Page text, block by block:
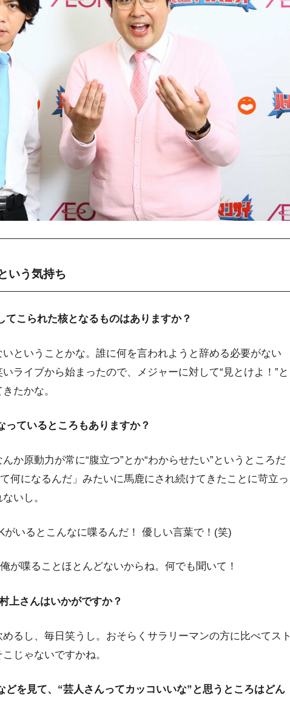
いう気持ち
てこられた核となるものはありますか？
ということかな。誰に何を言われようと辞める必要がない
ライブから始まったので、メジャーに対して“見とけよ！”と
たかな。
っているところもありますか？
か原動力が常に“腹立つ”とか“わからせたい”というところだ
何になるんだ」みたいに馬鹿にされ続けてきたことに苛立っ
いし。
いるとこんなに喋るんだ！ 優しい言葉で！(笑)
が喋ることほとんどないからね。何でも聞いて！
上さんはいかがですか？
るし、毎日笑うし。おそらくサラリーマンの方に比べてスト
じゃないですかね。
どを見て、“芸人さんってカッコいいな”と思うところはどん